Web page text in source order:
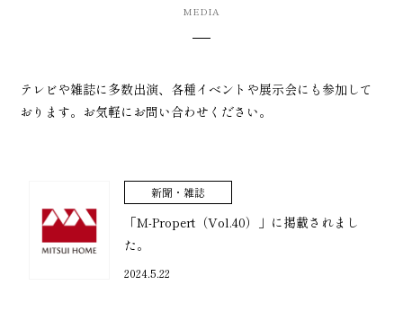
MEDIA
テレビや雑誌に多数出演、各種イベントや展示会にも参加して
おります。お気軽にお問い合わせください。
新聞・雑誌
「M-Propert（Vol.40）」に掲載されまし
た。
2024.5.22